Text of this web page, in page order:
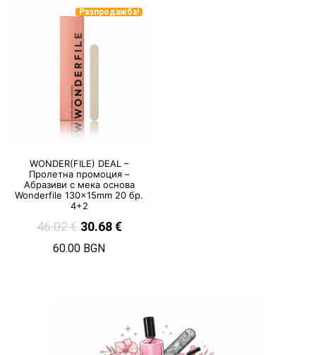
Разпродажба!
WONDER(FILE) DEAL –
Пролетна промоция –
Абразиви с мека основа
Wonderfile 130x15mm 20 бр.
4+2
46.02€ 30.68€
60.00 BGN